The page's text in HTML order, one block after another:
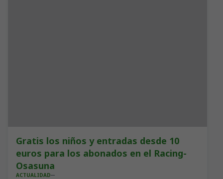
Gratis los niños y entradas desde 10
euros para los abonados en el Racing-
Osasuna
ACTUALIDAD